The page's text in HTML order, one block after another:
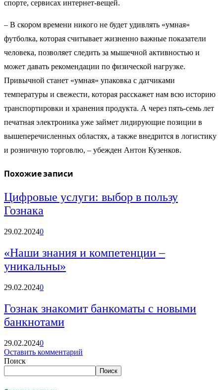
спорте, сервисах интернет-вещей.
– В скором времени никого не будет удивлять «умная»
футболка, которая считывает жизненно важные показатели
человека, позволяет следить за мышечной активностью и
может давать рекомендации по физической нагрузке.
Привычной станет «умная» упаковка с датчиками
температуры и свежести, которая расскажет нам всю историю
транспортировки и хранения продукта. А через пять-семь лет
печатная электроника уже займет лидирующие позиции в
вышеперечисленных областях, а также внедрится в логистику
и розничную торговлю, – убежден Антон Кузенков.
Похожие записи
Цифровые услуги: выбор в пользу
Гознака
29.02.20240
«Наши знания и компетенции –
уникальны»
29.02.20240
Гознак знакомит банкоматы с новыми
банкнотами
29.02.20240
Оставить комментарий
Поиск
Поиск